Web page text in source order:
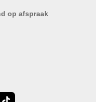
op afspraak